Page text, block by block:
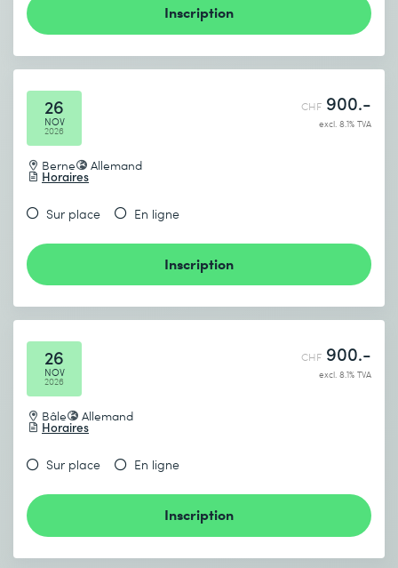
Inscription
26
NOV
2026
Berne Allemand
Horaires
CHF 900.-
excl. 8.1% TVA
Sur place En ligne
Inscription
26
NOV
2026
Bâle Allemand
Horaires
CHF 900.-
excl. 8.1% TVA
Sur place En ligne
Inscription